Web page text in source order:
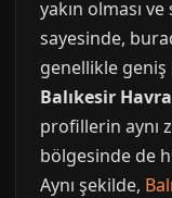
yakın olması
sayesinde,
genellikle
Balıkesir
profillerin aynı
bölgesinde de
Aynı şekilde,